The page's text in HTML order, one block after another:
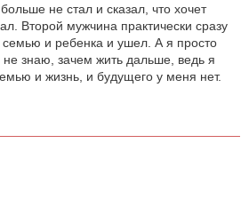
не стал и сказал, что хочет
Второй мужчина практически сразу
семью и ребенка и ушел. А я просто
знаю, зачем жить дальше, ведь я
и жизнь, и будущего у меня нет.